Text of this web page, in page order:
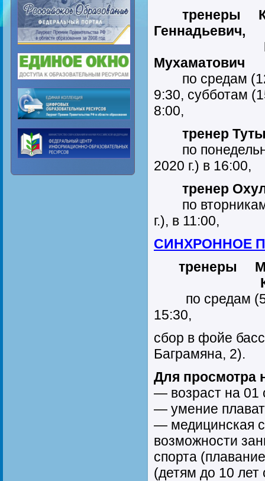
тренеры
Геннадьевич,
Мухаматович
по средам (12,
9:30, субботам
8:00,
тренер
по
2020 г.) в 16:00,
тренер
по вторникам
г.), в 11:00,
СИНХРОННОЕ
тренеры
Костина
по средам (5,
15:30,
сбор в фойе
Баграмяна, 2).
Для просмотра
— возраст на 01
— умение
— медицинская
возможности
спорта
(детям до 10 лет